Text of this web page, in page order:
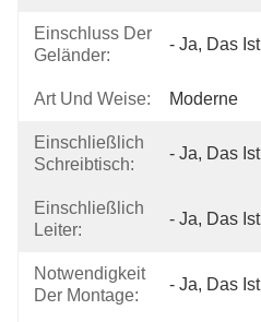
Einschluss Der
Geländer:
- Ja, Das
Art Und Weise: Moderne
Einschließlich
Schreibtisch:
- Ja, Das
Einschließlich
Leiter:
- Ja, Das
Notwendigkeit
Der Montage:
- Ja, Das